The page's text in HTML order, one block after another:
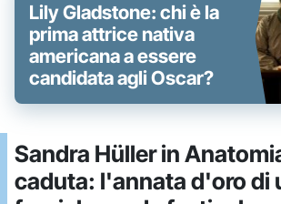
Lily Gladstone: chi è la
prima attrice nativa
americana a essere
candidata agli Oscar?
Sandra Hüller in
caduta: l'annata d'oro di